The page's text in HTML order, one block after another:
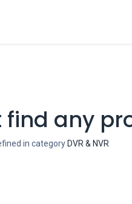
any
in category DVR & NVR